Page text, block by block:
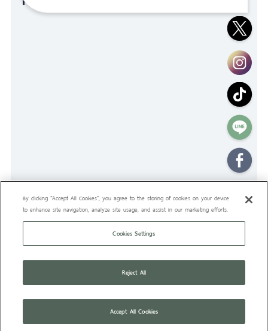
คลังความรู้ ดูทั้งหมด
By clicking “Accept All Cookies”, you agree to the storing of cookies on your device
to enhance site navigation, analyze site usage, and assist in our marketing efforts.
Cookies Settings
Reject All
Accept All Cookies